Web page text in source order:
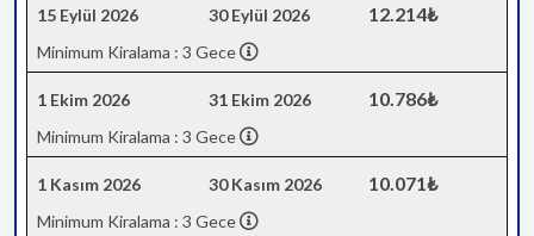
15 Eylül 2026 30 Eylül 2026 12.214₺
Minimum Kiralama : 3 Gece
1 Ekim 2026 31 Ekim 2026 10.786₺
Minimum Kiralama : 3 Gece
1 Kasım 2026 30 Kasım 2026 10.071₺
Minimum Kiralama : 3 Gece